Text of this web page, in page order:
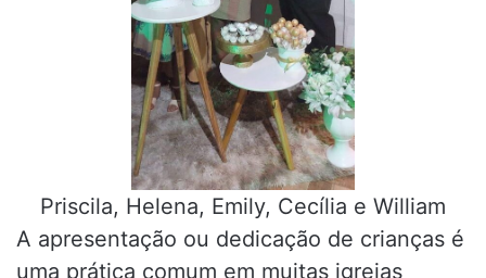
Priscila, Helena, Emily, Cecília e William
A apresentação ou dedicação de crianças é
uma prática comum em muitas igrejas